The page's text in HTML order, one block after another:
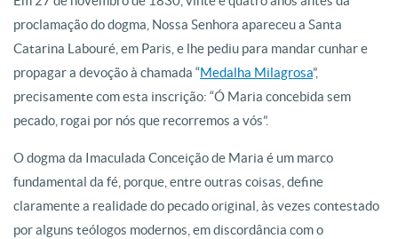
proclamação do dogma, Nossa Senhora apareceu a Santa
Catarina Labouré, em Paris, e lhe pediu para mandar cunhar e
propagar a devoção à chamada “Medalha Milagrosa”,
precisamente com esta inscrição: “Ó Maria concebida sem
pecado, rogai por nós que recorremos a vós”.
O dogma da Imaculada Conceição de Maria é um marco
fundamental da fé, porque, entre outras coisas, define
claramente a realidade do pecado original, às vezes contestado
por alguns teólogos modernos, em discordância com o